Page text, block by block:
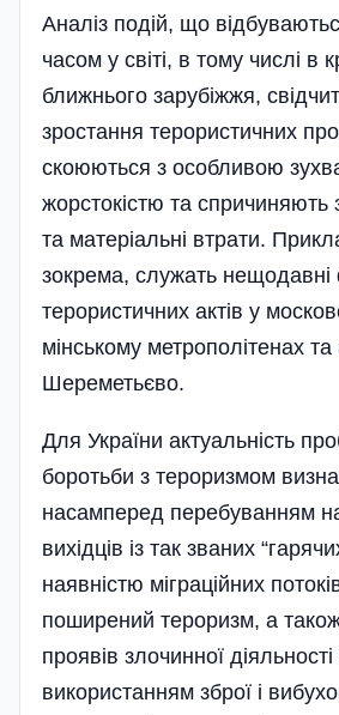
Аналіз подій, що
часом у світі, в тому числі в
ближнього зарубіжжя,
зростання терористичних
скоюються з особливою
жорстокістю та спричиняють
та матеріальні втрати.
зокрема, служать нещодавні
терористичних актів у
мінському метрополітенах
Шереметьєво.
Для України актуальність
боротьби з тероризмом
насамперед перебуванням на
вихідців із так званих
наявністю міграційних
поширений тероризм, а
проявів злочинної діяльності
використанням зброї і